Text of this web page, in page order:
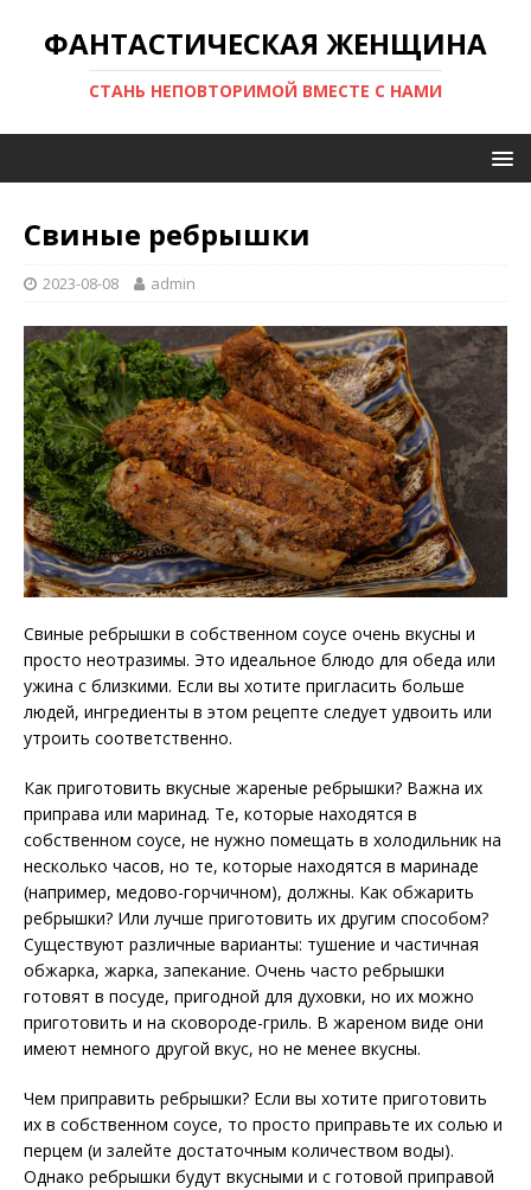
ФАНТАСТИЧЕСКАЯ ЖЕНЩИНА
СТАНЬ НЕПОВТОРИМОЙ ВМЕСТЕ С НАМИ
Свиные ребрышки
2023-08-08 admin
Свиные ребрышки в собственном соусе очень вкусны и
просто неотразимы. Это идеальное блюдо для обеда или
ужина с близкими. Если вы хотите пригласить больше
людей, ингредиенты в этом рецепте следует удвоить или
утроить соответственно.
Как приготовить вкусные жареные ребрышки? Важна их
приправа или маринад. Те, которые находятся в
собственном соусе, не нужно помещать в холодильник на
несколько часов, но те, которые находятся в маринаде
(например, медово-горчичном), должны. Как обжарить
ребрышки? Или лучше приготовить их другим способом?
Существуют различные варианты: тушение и частичная
обжарка, жарка, запекание. Очень часто ребрышки
готовят в посуде, пригодной для духовки, но их можно
приготовить и на сковороде-гриль. В жареном виде они
имеют немного другой вкус, но не менее вкусны.
Чем приправить ребрышки? Если вы хотите приготовить
их в собственном соусе, то просто приправьте их солью и
перцем (и залейте достаточным количеством воды).
Однако ребрышки будут вкусными и с готовой приправой